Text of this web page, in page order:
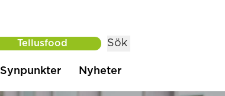
Tellusfood Sök
Synpunkter Nyheter